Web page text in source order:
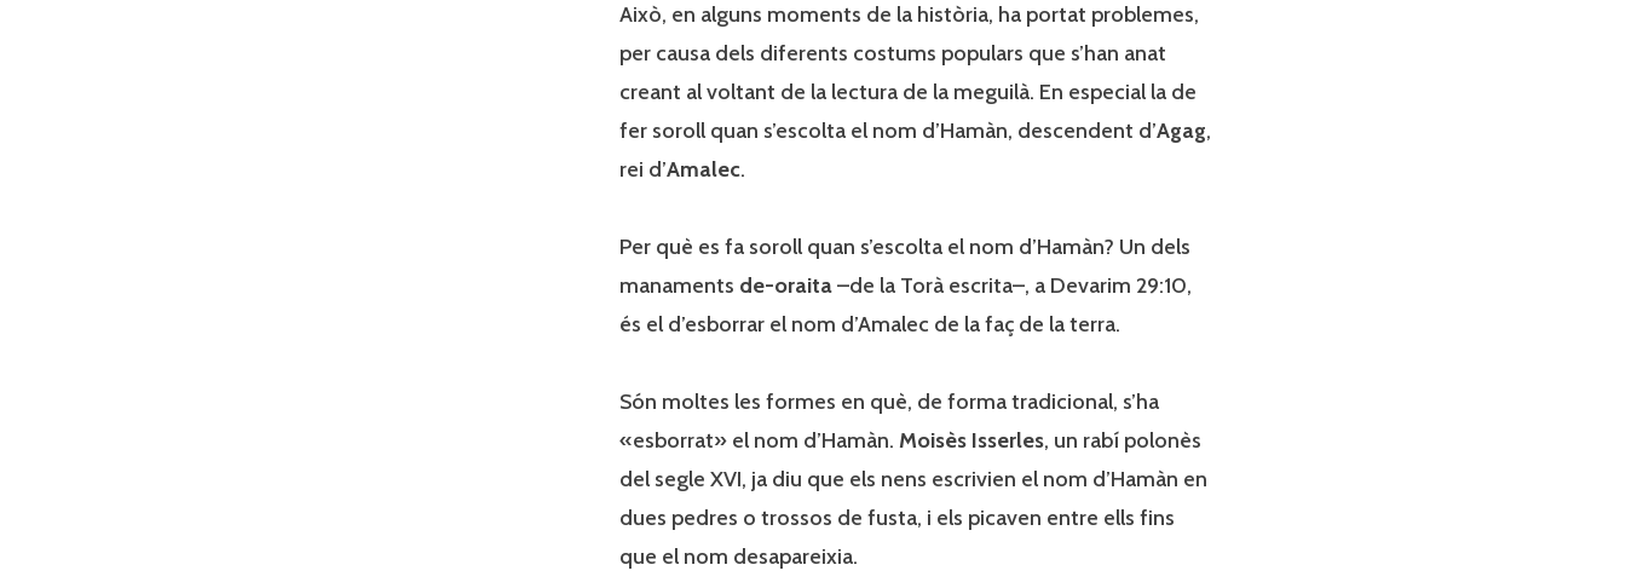
Això, en alguns moments de la història, ha portat problemes,
per causa dels diferents costums populars que s’han anat
creant al voltant de la lectura de la meguilà. En especial la de
fer soroll quan s’escolta el nom d’Hamàn, descendent d’Agag,
rei d’Amalec.
Per què es fa soroll quan s’escolta el nom d’Hamàn? Un dels
manaments de-oraita–de la Torà escrita–, a Devarim 29:10,
és el d’esborrar el nom d’Amalec de la faç de la terra.
Són moltes les formes en què, de forma tradicional, s’ha
«esborrat» el nom d’Hamàn. Moisès Isserles, un rabí polonès
del segle XVI, ja diu que els nens escrivien el nom d’Hamàn en
dues pedres o trossos de fusta, i els picaven entre ells fins
que el nom desapareixia.